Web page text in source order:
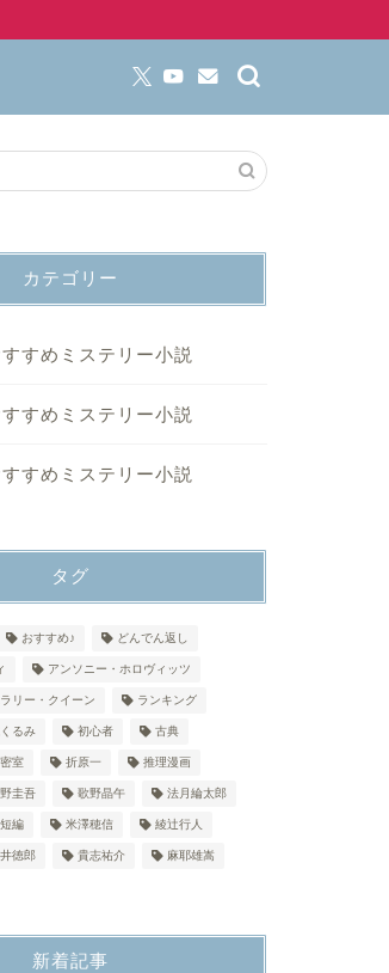
カテゴリー
すめミステリー小説
すめミステリー小説
すめミステリー小説
タグ
おすすめ♪ どんでん返し
アンソニー・ホロヴィッツ
リー・クイーン ランキング
るみ 初心者 古典
密室 折原一 推理漫画
圭吾 歌野晶午 法月綸太郎
短編 米澤穂信 綾辻行人
徳郎 貴志祐介 麻耶雄嵩
新着記事